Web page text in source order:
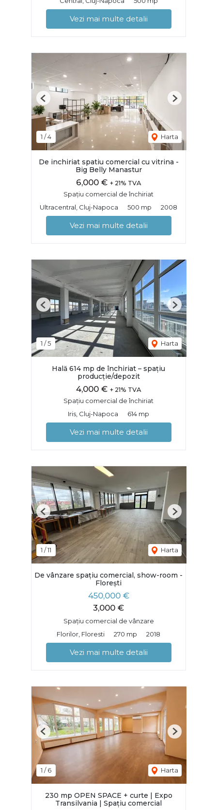
Vezi mai multe detalii
1 /4 Harta
Previous Next
De inchiriat spatiu comercial cu vitrina -
Big Belly Manastur
6,000 € + 21% TVA
Spațiu comercial de închiriat
Ultracentral, Cluj-Napoca
500 mp 2008
Vezi mai multe detalii
1 /5 Harta
Previous Next
Hală 614 mp de închiriat – spațiu
producție/depozit
4,000 € + 21% TVA
Spațiu comercial de închiriat
Iris, Cluj-Napoca
614 mp
Vezi mai multe detalii
1 /11 Harta
Previous Next
De vânzare spațiu comercial, show-room -
Florești
450,000 €
3,000 €
Spațiu comercial de vânzare
Florilor, Floresti
270 mp 2018
Vezi mai multe detalii
1 /6 Harta
Previous Next
230 mp OPEN SPACE + curte | Expo
Transilvania | Spațiu comercial